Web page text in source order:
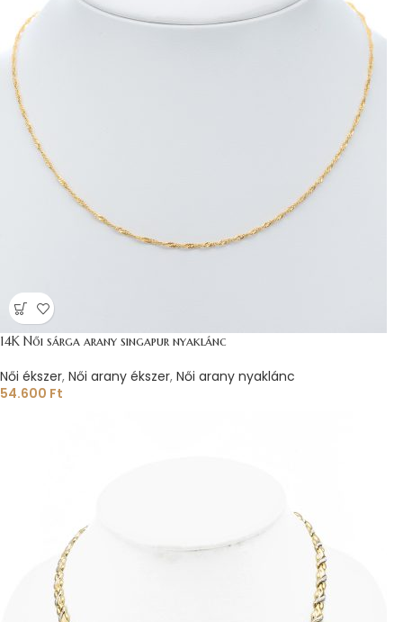
14K Női sárga arany singapur nyaklánc
Női ékszer, Női arany ékszer, Női arany nyaklánc
54.600 Ft